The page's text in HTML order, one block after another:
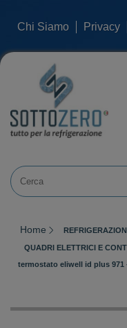
Chi Siamo Privacy
Home
QUADRI ELETTRICI E
termostato eliwell id plus 971